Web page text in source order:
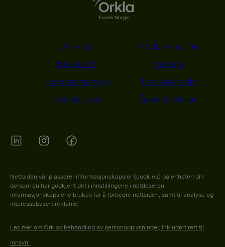
Om oss
Produktene våre
Bærekraft
Karriere
Forbrukerservice
Pressekontakt
Kontakt oss
Åpenhetsloven
Nettsiden vår plasserer informasjonskapsler (cookies) på enheten din
dersom du har godkjent det i innstillingene i nettleseren.
Informasjonskapslene brukes for å forbedre nettsiden, samt til analyse og
interessebasert reklame.
Les mer om Orklas behandling av personopplysninger, inkludert rett til
innsyn.